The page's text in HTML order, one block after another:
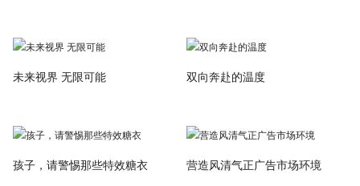
未来视界 无限可能 双向奔赴的温度
孩子，请警惕那些特效糖衣 营造风清气正广告市场环境